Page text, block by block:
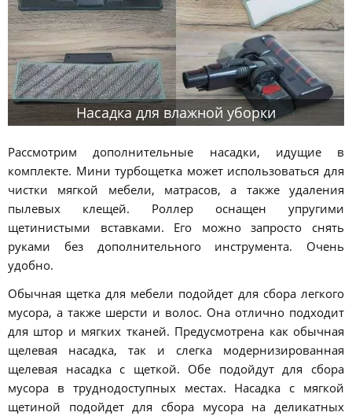
Насадка для влажной уборки
Рассмотрим дополнительные насадки, идущие в
комплекте. Мини турбощетка может использоваться для
чистки мягкой мебели, матрасов, а также удаления
пылевых клещей. Роллер оснащен упругими
щетинистыми вставками. Его можно запросто снять
руками без дополнительного инструмента. Очень
удобно.
Обычная щетка для мебели подойдет для сбора легкого
мусора, а также шерсти и волос. Она отлично подходит
для штор и мягких тканей. Предусмотрена как обычная
щелевая насадка, так и слегка модернизированная
щелевая насадка с щеткой. Обе подойдут для сбора
мусора в труднодоступных местах. Насадка с мягкой
щетиной подойдет для сбора мусора на деликатных